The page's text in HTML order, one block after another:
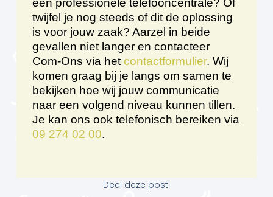
een professionele telefooncentrale? Of
twijfel je nog steeds of dit de oplossing
is voor jouw zaak? Aarzel in beide
gevallen niet langer en contacteer
Com-Ons via het contactformulier. Wij
komen graag bij je langs om samen te
bekijken hoe wij jouw communicatie
naar een volgend niveau kunnen tillen.
Je kan ons ook telefonisch bereiken via
09 274 02 00.
Deel deze post: